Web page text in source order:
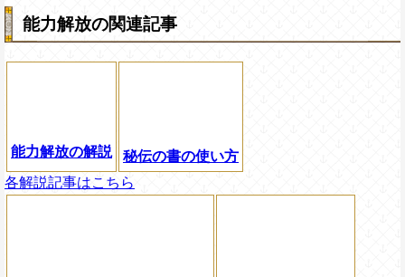
能力解放の関連記事
能力解放の解説
秘伝の書の使い方
各解説記事はこちら